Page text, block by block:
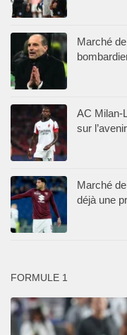
Marché
AC Milan-
sur
Marché
déjà une
FORMULE 1